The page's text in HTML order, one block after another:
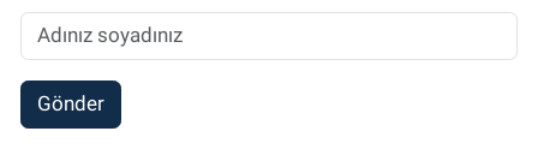
Gönder